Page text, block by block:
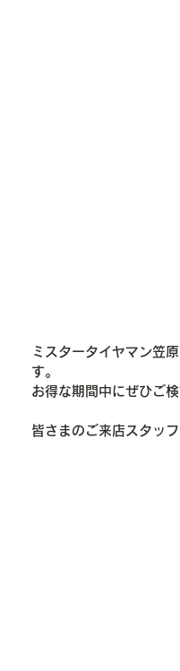
ミスタータイヤマン笠
す。
お得な期間中にぜひご
皆さまのご来店スタッ